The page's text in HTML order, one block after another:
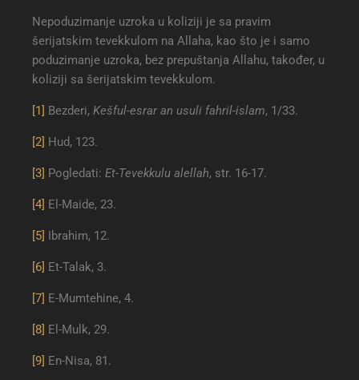
Nepoduzimanje uzroka u koliziji je sa pravim
šerijatskim tevekkulom na Allaha, kao što je i samo
poduzimanje uzroka, bez prepuštanja Allahu, također, u
koliziji sa šerijatskim tevekkulom.
[1] Bezderi, Kešful-esrar an usuli fahril-islam, 1/33.
[2] Hud, 123.
[3] Pogledati: Et-Tevekkulu alellah, str. 16-17.
[4] El-Maide, 23.
[5] Ibrahim, 12.
[6] Et-Talak, 3.
[7] E-Mumtehine, 4.
[8] El-Mulk, 29.
[9] En-Nisa, 81.